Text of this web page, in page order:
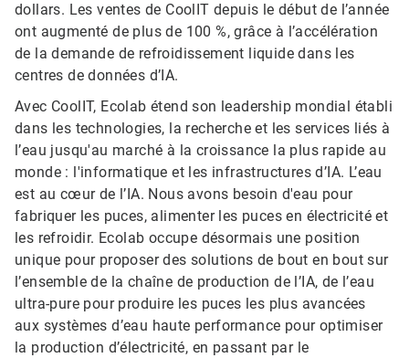
dollars. Les ventes de CoolIT depuis le début de l’année
ont augmenté de plus de 100 %, grâce à l’accélération
de la demande de refroidissement liquide dans les
centres de données d’IA.
Avec CoolIT, Ecolab étend son leadership mondial établi
dans les technologies, la recherche et les services liés à
l’eau jusqu'au marché à la croissance la plus rapide au
monde : l'informatique et les infrastructures d’IA. L’eau
est au cœur de l’IA. Nous avons besoin d'eau pour
fabriquer les puces, alimenter les puces en électricité et
les refroidir. Ecolab occupe désormais une position
unique pour proposer des solutions de bout en bout sur
l’ensemble de la chaîne de production de l’IA, de l’eau
ultra-pure pour produire les puces les plus avancées
aux systèmes d’eau haute performance pour optimiser
la production d’électricité, en passant par le